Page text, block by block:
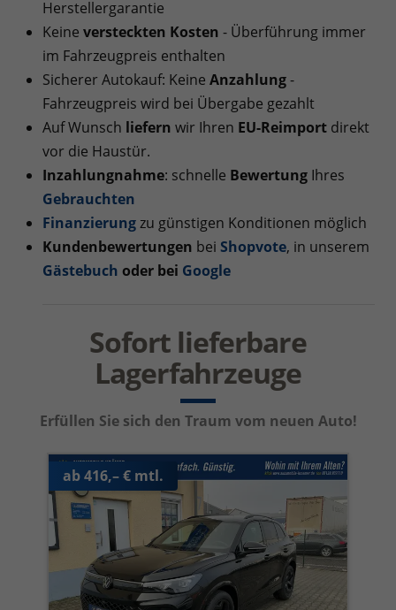
Herstellergarantie
Keine versteckten Kosten - Überführung immer
im Fahrzeugpreis enthalten
Sicherer Autokauf: Keine Anzahlung-
Fahrzeugpreis wird bei Übergabe gezahlt
Auf Wunsch liefern wir Ihren EU-Reimport direkt
vor die Haustür.
Inzahlungnahme: schnelle Bewertung Ihres
Gebrauchten
Finanzierungzu günstigen Konditionen möglich
Kundenbewertungen bei Shopvote, in unserem
Gästebuch oder bei Google
Sofort lieferbare
Lagerfahrzeuge
Erfüllen Sie sich den Traum vom neuen Auto!
ab 416,– € mtl.